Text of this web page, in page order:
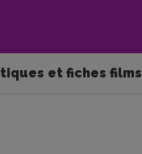
et fiches films